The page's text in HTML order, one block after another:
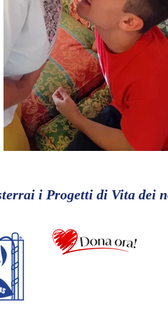
i Progetti di Vita dei